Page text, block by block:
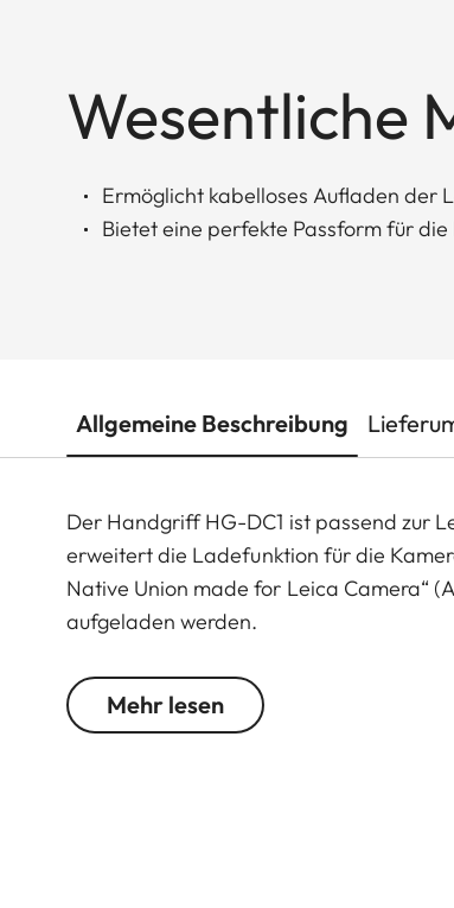
Wesentliche
Ermöglicht kabelloses Aufladen der
Bietet eine perfekte Passform für
Allgemeine Beschreibung
Der Handgriff HG-DC1 ist passend zur
erweitert die Ladefunktion für die
Native Union made for Leica Camera“
aufgeladen werden.
Mehr lesen